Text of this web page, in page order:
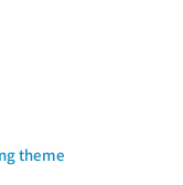
theme